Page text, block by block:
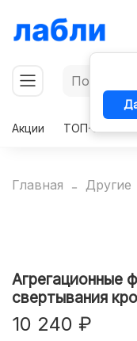
Акции
ТОП-50
Главная Другие
Агрегационные
свертывания
10 240 ₽